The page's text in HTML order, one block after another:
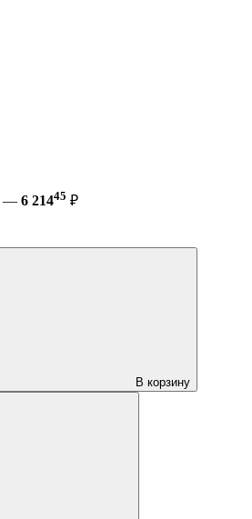
— 6 21445 ₽
В корзину